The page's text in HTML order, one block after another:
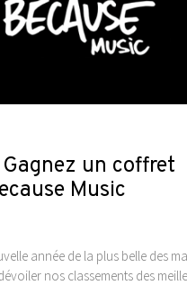
un coffret
Music
année de la plus belle des
nos classements des